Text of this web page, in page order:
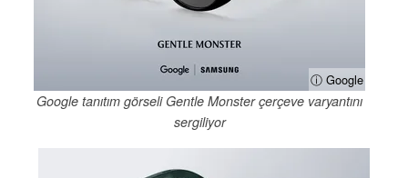
ⓘ Google
Google tanıtım görseli Gentle Monster çerçeve varyantını
sergiliyor